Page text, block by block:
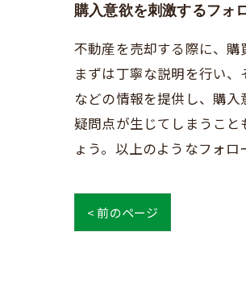
購入意欲を刺激するフォ
不動産を売却する際に、購
まずは丁寧な説明を行い
などの情報を提供し、購
疑問点が生じてしまうこ
ょう。以上のようなフォロ
< 前のページ